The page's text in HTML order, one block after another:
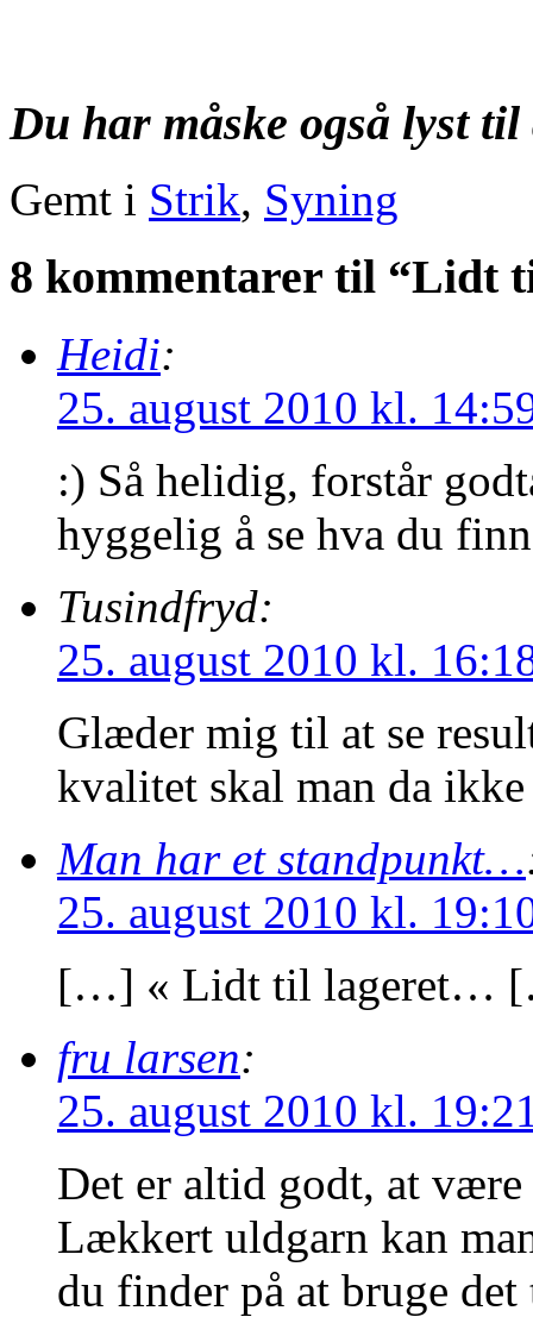
Du har måske også lyst
Gemt i Strik, Syning
8 kommentarer til “Lidt
Heidi:
25. august 2010 kl.
:) Så helidig, forstår
hyggelig å se hva du
Tusindfryd:
25. august 2010 kl.
Glæder mig til at se
kvalitet skal man da
Man har et standpunkt…
25. august 2010 kl.
[…] « Lidt til lageret…
fru larsen:
25. august 2010 kl.
Det er altid godt, at
Lækkert uldgarn kan
du finder på at bruge